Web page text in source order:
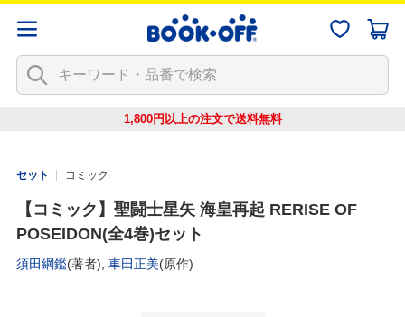
1,800円以上の注文で送料無料
セット コミック
【コミック】聖闘士星矢 海皇再起 RERISE OF
POSEIDON(全4巻)セット
須田綱鑑(著者), 車田正美(原作)